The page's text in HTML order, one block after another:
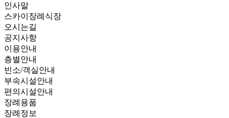
인사말
스카이장례식장
오시는길
공지사항
이용안내
층별안내
빈소/객실안내
부속시설안내
편의시설안내
장례용품
장례정보